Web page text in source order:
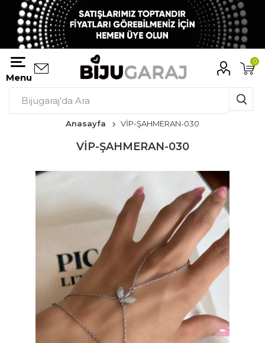
Menu
0
Anasayfa VİP-ŞAHMERAN-030
VİP-ŞAHMERAN-030